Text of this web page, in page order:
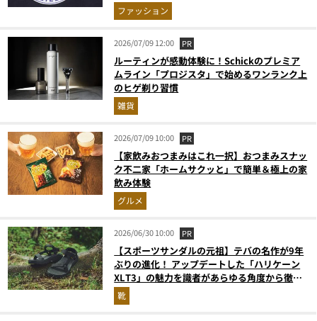
ファッション
2026/07/09 12:00 PR
ルーティンが感動体験に！Schickのプレミア
ムライン「プロジスタ」で始めるワンランク上
のヒゲ剃り習慣
雑貨
2026/07/09 10:00 PR
【家飲みおつまみはこれ一択】おつまみスナッ
ク不二家「ホームサクッと」で簡単＆極上の家
飲み体験
グルメ
2026/06/30 10:00 PR
【スポーツサンダルの元祖】テバの名作が9年
ぶりの進化！ アップデートした「ハリケーン
XLT3」の魅力を識者があらゆる角度から徹底
解説！
靴